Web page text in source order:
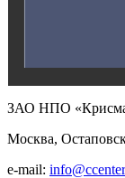
ЗАО НПО
Москва,
e-mail: